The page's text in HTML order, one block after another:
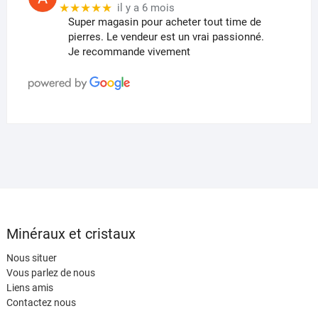
★★★★★ il y a 6 mois
Super magasin pour acheter tout time de
pierres. Le vendeur est un vrai passionné.
Je recommande vivement
Minéraux et cristaux
Nous situer
Vous parlez de nous
Liens amis
Contactez nous